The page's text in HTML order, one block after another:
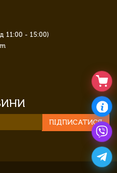
11:00 - 15:00)
ПІДПИСАТИСЯ